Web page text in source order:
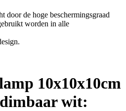
door de hoge beschermingsgraad
worden in alle
10x10x10cm
wit: